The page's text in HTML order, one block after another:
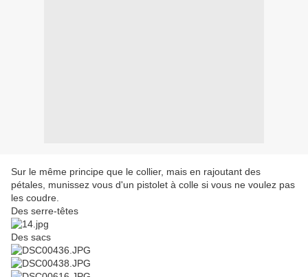
Sur le même principe que le collier, mais en rajoutant des
pétales, munissez vous d'un pistolet à colle si vous ne voulez pas
les coudre.
Des serre-têtes
Des sacs